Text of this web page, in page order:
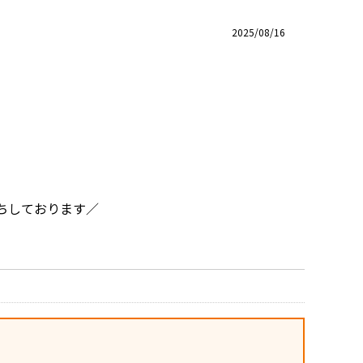
2025/08/16
しております／